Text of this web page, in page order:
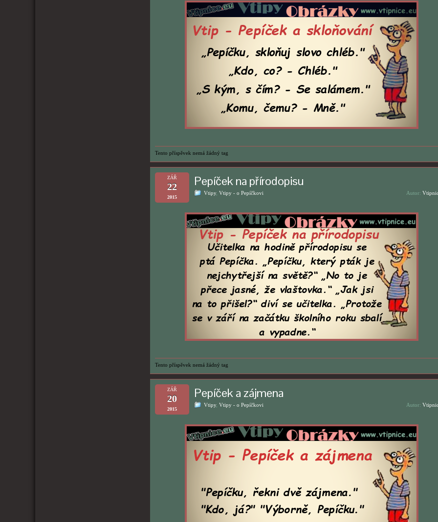
Tento příspěvek nemá žádný tag
ZÁŘ
22
2015
Pepíček na přírodopisu
Vtipy, Vtipy - o Pepíčkovi Autor:
Tento příspěvek nemá žádný tag
ZÁŘ
20
2015
Pepíček a zájmena
Vtipy, Vtipy - o Pepíčkovi Autor: